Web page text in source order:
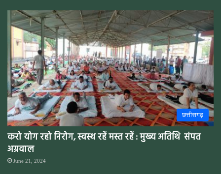
छत्तीसगढ़
करो योग रहो निरोग, स्वस्थ रहें मस्त रहें : मुख्य अतिथि संपत
अग्रवाल
June 21, 2024